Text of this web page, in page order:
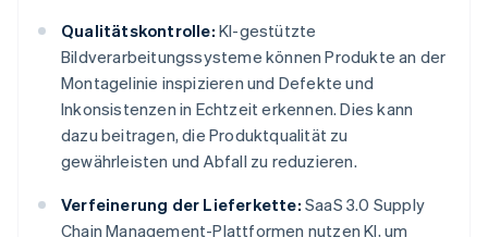
Qualitätskontrolle: KI-gestützte
Bildverarbeitungssysteme können Produkte an der
Montagelinie inspizieren und Defekte und
Inkonsistenzen in Echtzeit erkennen. Dies kann
dazu beitragen, die Produktqualität zu
gewährleisten und Abfall zu reduzieren.
Verfeinerung der Lieferkette: SaaS 3.0 Supply
Chain Management-Plattformen nutzen KI, um